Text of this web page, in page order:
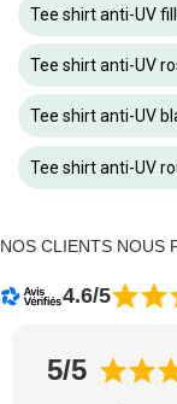
Tee shirt anti-UV
Tee shirt anti-UV
Tee shirt anti-UV
Tee shirt anti-UV
NOS CLIENTS NOUS
4.6/5
5/5